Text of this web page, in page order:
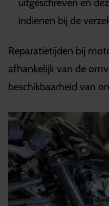
indienen bij de
Reparatietijden bij
afhankelijk van de
beschikbaarheid van